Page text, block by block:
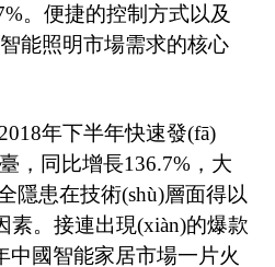
。便捷的控制方式以及
能照明市場需求的核心
年下半年快速發(fā)
臺，同比增長136.7%，大
隱患在技術(shù)層面得以
。接連出現(xiàn)的爆款
中國智能家居市場一片火